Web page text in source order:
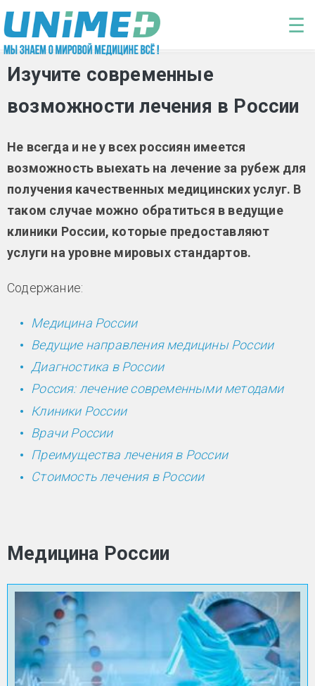
Перейти к основному содержанию
☰
Изучите современные
возможности лечения в России
Не всегда и не у всех россиян имеется
возможность выехать на лечение за рубеж для
получения качественных медицинских услуг. В
таком случае можно обратиться в ведущие
клиники России, которые предоставляют
услуги на уровне мировых стандартов.
Содержание:
Медицина России
Ведущие направления медицины России
Диагностика в России
Россия: лечение современными методами
Клиники России
Врачи России
Преимущества лечения в России
Стоимость лечения в России
Медицина России